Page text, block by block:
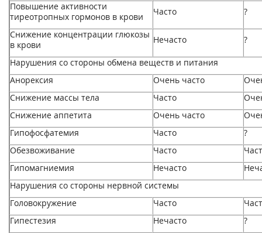
Повышение активности
тиреотропных гормонов в крови
Часто ?
Снижение концентрации глюкозы
в крови
Нечасто ?
Нарушения со стороны обмена веществ и питания
Анорексия
Очень часто
Снижение массы тела
Часто
Снижение аппетита
Очень часто
Гипофосфатемия
Часто
?
Обезвоживание
Часто
Гипомагниемия
Нечасто
Нарушения со стороны нервной системы
Головокружение
Часто
Гипестезия
Нечасто
?